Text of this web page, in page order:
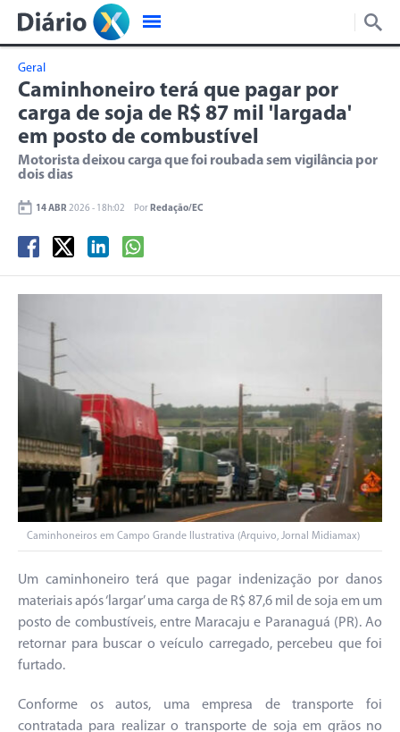
Geral
Caminhoneiro terá que pagar por
carga de soja de R$ 87 mil 'largada'
em posto de combustível
Motorista deixou carga que foi roubada sem vigilância por
dois dias
14 ABR 2026 - 18h:02 Por Redação/EC
Caminhoneiros em Campo Grande Ilustrativa (Arquivo, Jornal Midiamax)
Um caminhoneiro terá que pagar indenização por danos
materiais após ‘largar’ uma carga de R$ 87,6 mil de soja em um
posto de combustíveis, entre Maracaju e Paranaguá (PR). Ao
retornar para buscar o veículo carregado, percebeu que foi
furtado.
Conforme os autos, uma empresa de transporte foi
contratada para realizar o transporte de soja em grãos no